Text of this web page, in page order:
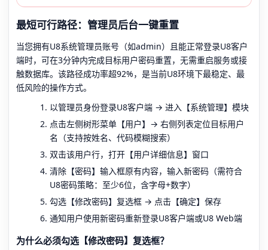
最短可行路径：管理员后台一键重置
当您拥有U8系统管理员账号（如admin）且能正常登录U8客户
端时，可在3分钟内完成目标用户密码重置，无需重启服务或接
触数据库。该路径成功率超92%，是当前U8环境下最稳定、最
低风险的操作方式。
以管理员身份登录U8客户端 → 进入【系统管理】模块
点击左侧树形菜单【用户】→ 右侧列表定位目标用户
名（支持按姓名、代码模糊搜索）
双击该用户行，打开【用户详细信息】窗口
清除【密码】输入框原有内容，输入新密码（需符合
U8密码策略：至少6位，含字母+数字）
勾选【修改密码】复选框 → 点击【确定】保存
通知用户使用新密码重新登录U8客户端或U8 Web端
为什么必须勾选【修改密码】复选框？